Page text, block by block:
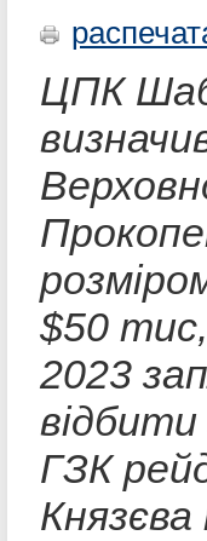
ЦПК
$50
2023
ГЗК